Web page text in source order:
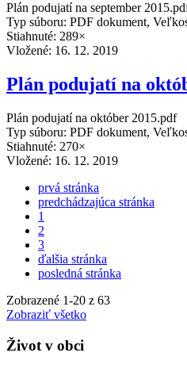
Plán podujatí na september
Typ súboru: PDF dokument,
Stiahnuté: 289×
Vložené: 16. 12. 2019
Plán podujatí na
Plán podujatí na október 2015.pdf
Typ súboru: PDF dokument,
Stiahnuté: 270×
Vložené: 16. 12. 2019
prvá stránka
predchádzajúca stránka
1
2
3
ďalšia stránka
posledná stránka
Zobrazené 1-20 z 63
Zobraziť všetko
Život v obci